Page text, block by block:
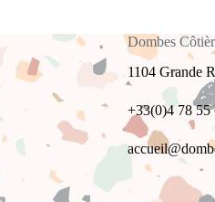
Dombes
1104 Grande
+33(0)4 78 55